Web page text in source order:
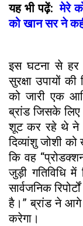
यह भी पढ़ें:मेरे
को खान सर ने
इस घटना से
सुरक्षा उपायों
को जारी एक
ब्रांड जिसके
शूट कर रहे थे ने
दिव्यांशु जोशी
कि वह
जुड़ी गतिविधि
सार्वजनिक
है।” ब्रांड ने आगे
करेगा।